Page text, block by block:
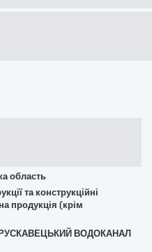
область
та конструкційні
продукція (крім
ТРУСКАВЕЦЬКИЙ ВОДОКАНАЛ